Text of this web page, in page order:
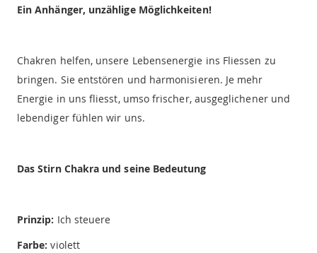
Ein Anhänger, unzählige Möglichkeiten!
Chakren helfen, unsere Lebensenergie ins Fliessen zu
bringen. Sie entstören und harmonisieren. Je mehr
Energie in uns fliesst, umso frischer, ausgeglichener und
lebendiger fühlen wir uns.
Das Stirn Chakra und seine Bedeutung
Prinzip: Ich steuere
Farbe: violett